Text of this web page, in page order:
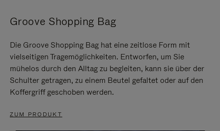
Groove Shopping Bag
Die Groove Shopping Bag hat eine zeitlose Form mit
vielseitigen Tragemöglichkeiten. Entworfen, um Sie
mühelos durch den Alltag zu begleiten, kann sie über der
Schulter getragen, zu einem Beutel gefaltet oder auf den
Koffergriff geschoben werden.
ZUM PRODUKT